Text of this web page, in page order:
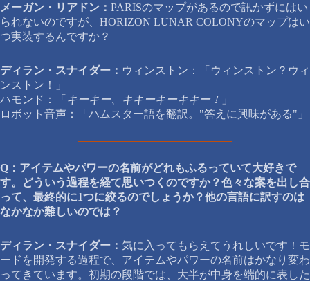
メーガン・リアドン： PARISのマップがあるので訊かずにはい
られないのですが、HORIZON LUNAR COLONYのマップはい
つ実装するんですか？
ディラン・スナイダー： ウィンストン：「ウィンストン？ウィ
ンストン！」
ハモンド：「 キーキー、キキーキーキキー！ 」
ロボット音声：「ハムスター語を翻訳。"答えに興味がある"」
Q：アイテムやパワーの名前がどれもふるっていて大好きで
す。どういう過程を経て思いつくのですか？色々な案を出し合
って、最終的に1つに絞るのでしょうか？他の言語に訳すのは
なかなか難しいのでは？
ディラン・スナイダー： 気に入ってもらえてうれしいです！モ
ードを開発する過程で、アイテムやパワーの名前はかなり変わ
ってきています。初期の段階では、大半が中身を端的に表した